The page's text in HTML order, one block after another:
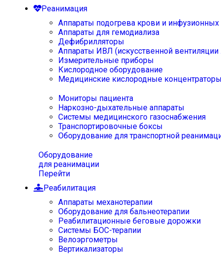
Реанимация
Аппараты подогрева крови и инфузионных
Аппараты для гемодиализа
Дефибрилляторы
Аппараты ИВЛ (искусственной вентиляции
Измерительные приборы
Кислородное оборудование
Медицинские кислородные
Мониторы пациента
Наркозно-дыхательные аппараты
Системы медицинского газоснабжения
Транспортировочные боксы
Оборудование для транспортной
Оборудование
для реанимации
Перейти
Реабилитация
Аппараты механотерапии
Оборудование для бальнеотерапии
Реабилитационные беговые дорожки
Системы БОС-терапии
Велоэргометры
Вертикализаторы